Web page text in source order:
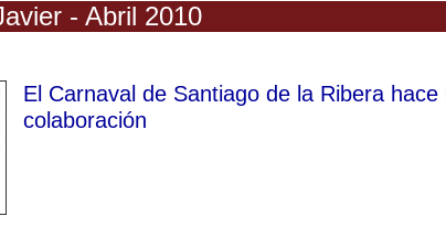
- Abril 2010
El Carnaval de Santiago de la Ribera
colaboración